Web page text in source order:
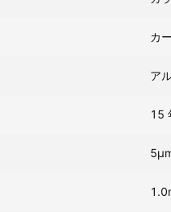
カ
ア
15